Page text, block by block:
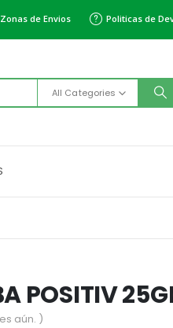
Zonas de Envios Politicas de
All Categories
POSITIV
aún. )